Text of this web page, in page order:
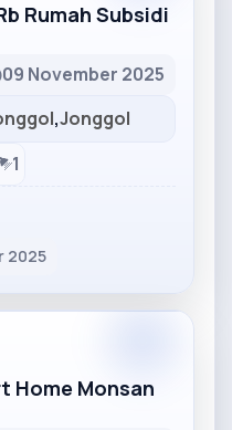
Rumah Subsidi
09 November 2025
,Jonggol
1
2025
Home Monsan